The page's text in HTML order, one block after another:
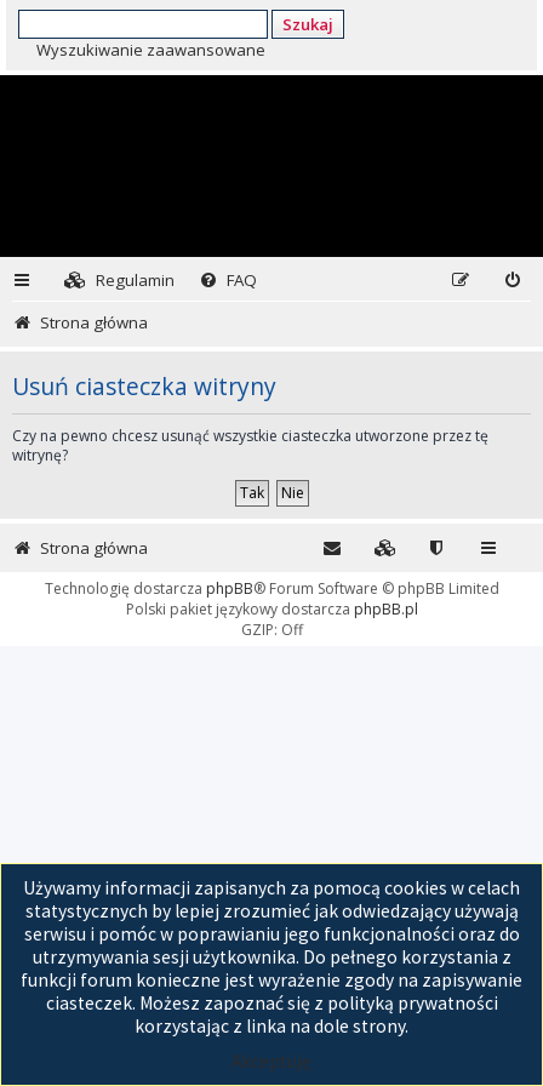
Szukaj
Wyszukiwanie zaawansowane
Regulamin
FAQ
Strona główna
Usuń ciasteczka witryny
Czy na pewno chcesz usunąć wszystkie ciasteczka utworzone przez tę
witrynę?
Używamy informacji zapisanych za pomocą cookies w celach
statystycznych by lepiej zrozumieć jak odwiedzający używają
serwisu i pomóc w poprawianiu jego funkcjonalności oraz do
utrzymywania sesji użytkownika. Do pełnego korzystania z
funkcji forum konieczne jest wyrażenie zgody na zapisywanie
ciasteczek. Możesz zapoznać się z polityką prywatności
korzystając z linka na dole strony.
Akceptuję
Strona główna
Technologię dostarcza phpBB® Forum Software © phpBB Limited
Polski pakiet językowy dostarcza phpBB.pl
GZIP: Off